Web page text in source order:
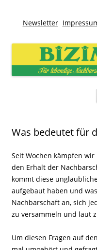
Newsletter
Bizim Kiez –
Für lebendige
Was bedeutet für
Seit Wochen kämpfen
den Erhalt der
kommt diese
aufgebaut haben und
Nachbarschaft an, sich
zu versammeln und laut
Um diesen Fragen auf